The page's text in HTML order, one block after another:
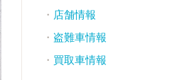
店舗情報
盗難車情報
買取車情報